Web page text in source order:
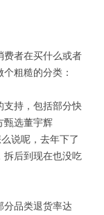
费者在买什么或者
粗糙的分类：
支持，包括部分快
甄选董宇辉
说呢，去年下了
拆后到现在也没吃
分品类退货率达